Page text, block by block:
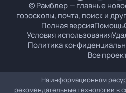
© Рамблер — главные
гороскопы, почта, поиск и
Полная версияПомощь
Условия использования
Политика
Все
На информационном
рекомендательные технологии в